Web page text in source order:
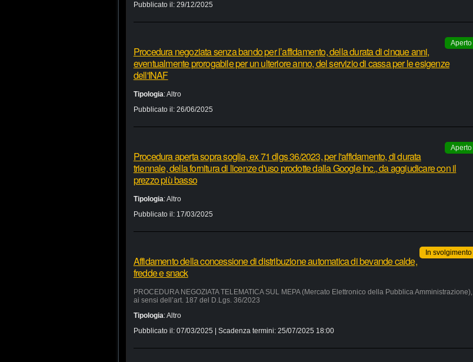
Pubblicato il: 29/12/2025
Aperto
Procedura negoziata senza bando per l’affidamento, della durata di cinque anni,
eventualmente prorogabile per un ulteriore anno, del servizio di cassa per le esigenze
dell'INAF
Tipologia:Altro
Pubblicato il: 26/06/2025
Aperto
Procedura aperta sopra soglia, ex 71 dlgs 36/2023, per l'affidamento, di durata
triennale, della fornitura di licenze d'uso prodotte dalla Google Inc., da aggiudicare con il
prezzo più basso
Tipologia:Altro
Pubblicato il: 17/03/2025
In svolgimento
Affidamento della concessione di distribuzione automatica di bevande calde,
fredde e snack
PROCEDURA NEGOZIATA TELEMATICA SUL MEPA (Mercato Elettronico della Pubblica Amministrazione),
ai sensi dell’art. 187 del D.Lgs. 36/2023
Tipologia:Altro
Pubblicato il: 07/03/2025 | Scadenza termini: 25/07/2025 18:00